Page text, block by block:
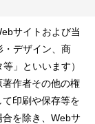
サイトおよび当
・デザイン、商
」といいます）
作者その他の権
印刷や保存等を
を除き、Webサ